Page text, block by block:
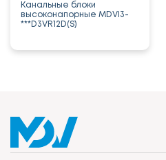
Канальные блоки
высоконапорные MDVI3-
***D3VR12D(S)